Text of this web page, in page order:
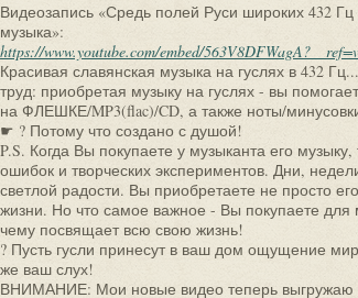
Видеозапись «Средь полей Руси широких 432
музыка»:
https://www.youtube.com/embed/
Красивая славянская музыка на гуслях в 432
труд: приобретая музыку на гуслях - вы
на ФЛЕШКЕ/MP3(flac)/CD, а также ноты/
☛ ? Потому что создано с душой!
P.S. Когда Вы покупаете у музыканта его
ошибок и творческих экспериментов. Дни,
светлой радости. Вы приобретаете не просто
жизни. Но что самое важное - Вы покупаете для
чему посвящает всю свою жизнь!
? Пусть гусли принесут в ваш дом ощущение
же ваш слух!
ВНИМАНИЕ: Мои новые видео теперь